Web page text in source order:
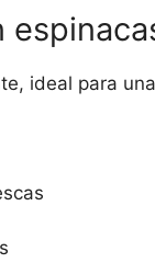
ideal para